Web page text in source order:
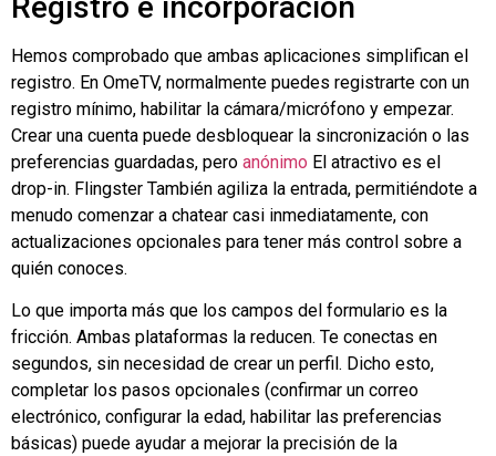
Hemos comprobado que ambas aplicaciones simplifican el
registro. En OmeTV, normalmente puedes registrarte con un
registro mínimo, habilitar la cámara/micrófono y empezar.
Crear una cuenta puede desbloquear la sincronización o las
preferencias guardadas, pero anónimo El atractivo es el
drop-in. Flingster También agiliza la entrada, permitiéndote a
menudo comenzar a chatear casi inmediatamente, con
actualizaciones opcionales para tener más control sobre a
quién conoces.
Lo que importa más que los campos del formulario es la
fricción. Ambas plataformas la reducen. Te conectas en
segundos, sin necesidad de crear un perfil. Dicho esto,
completar los pasos opcionales (confirmar un correo
electrónico, configurar la edad, habilitar las preferencias
básicas) puede ayudar a mejorar la precisión de la